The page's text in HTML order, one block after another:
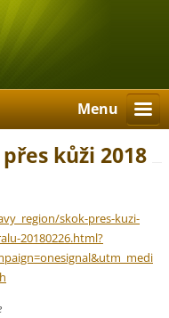
Menu
kůži 2018
skok-pres-kuzi-
20180226.html?